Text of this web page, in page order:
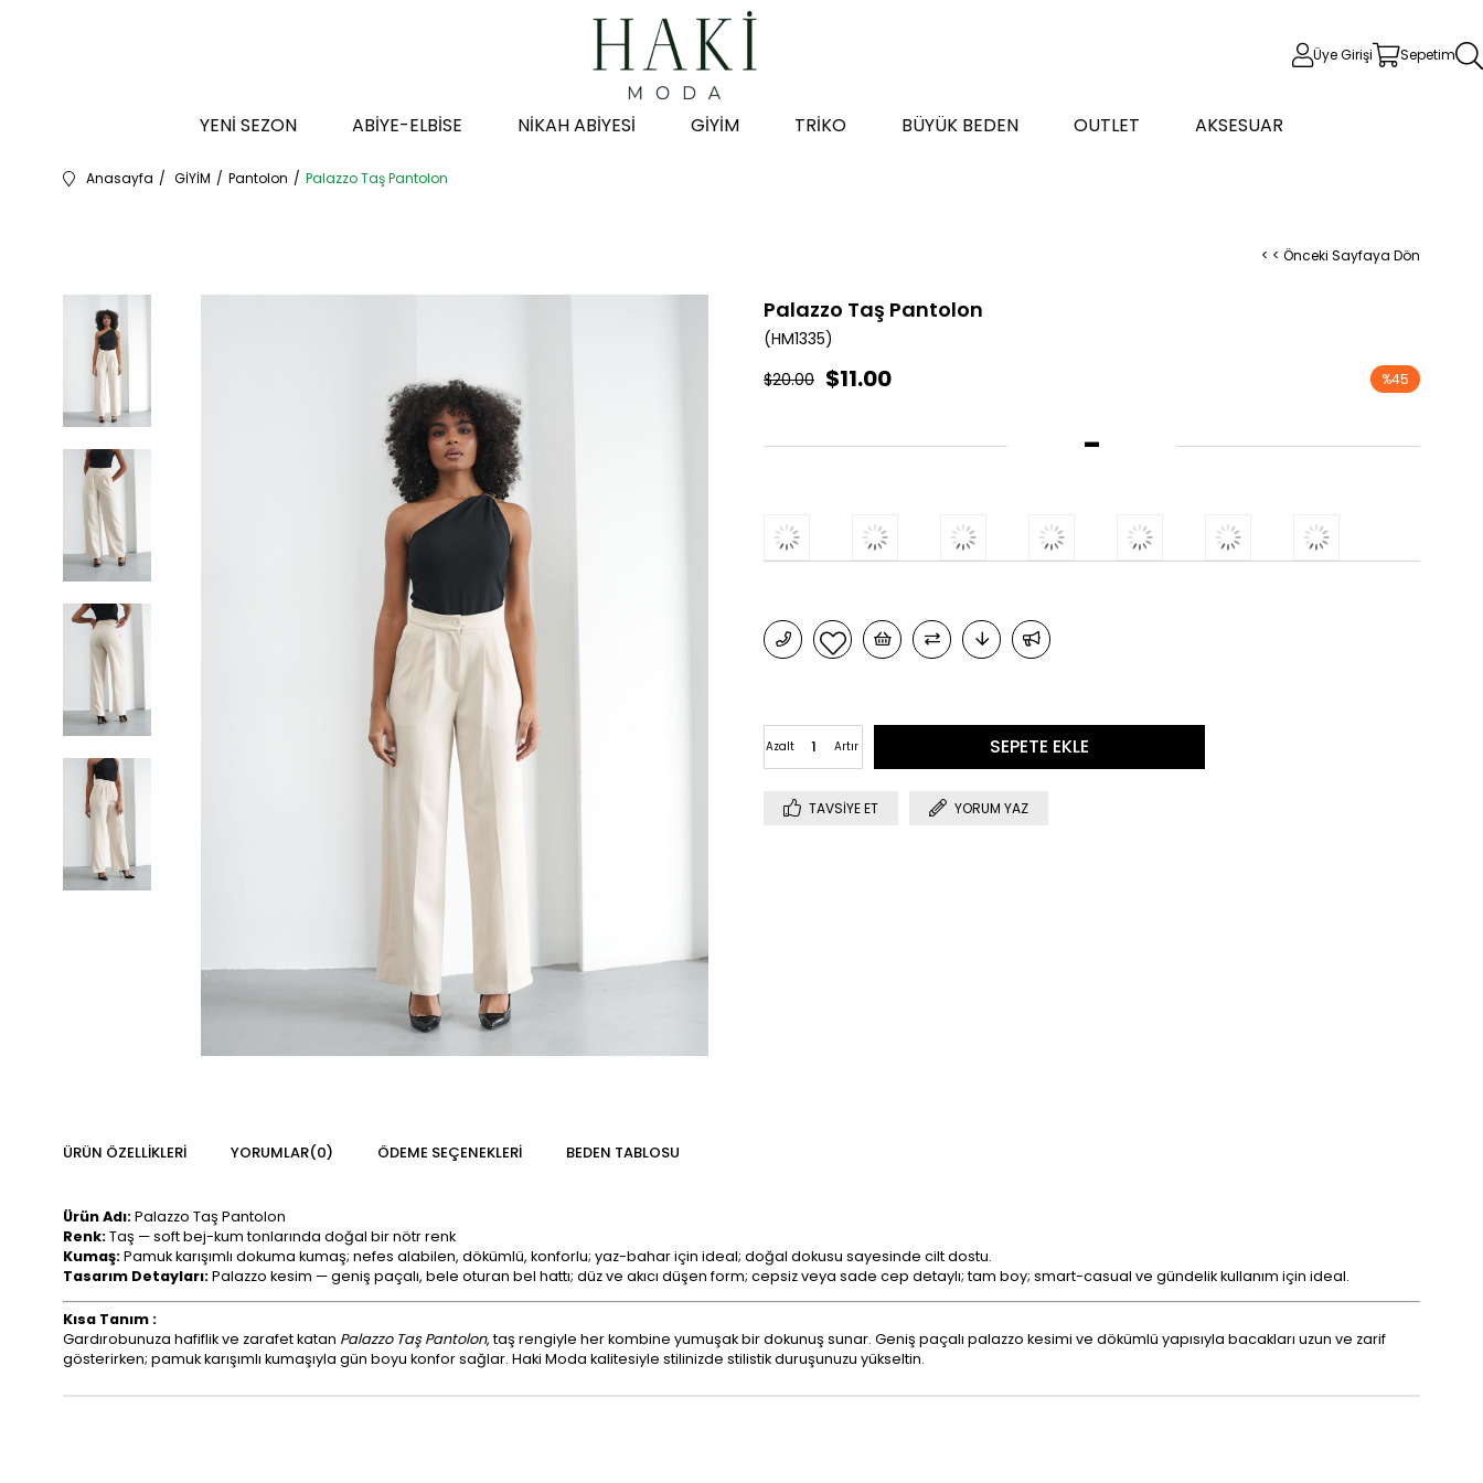
Üye Girişi Sepetim
YENİ SEZON ABİYE-ELBİSE NİKAH ABİYESİ GİYİM TRİKO BÜYÜK BEDEN OUTLET AKSESUAR
Anasayfa GİYİM Pantolon Palazzo Taş Pantolon
< < Önceki Sayfaya Dön
Palazzo Taş Pantolon
(HM1335)
%45
$20.00 $11.00
-
Artır
Azalt
TAVSIYE ET YORUM YAZ
ÜRÜN ÖZELLIKLERI YORUMLAR(0) ÖDEME SEÇENEKLERI BEDEN TABLOSU
Ürün Adı:Palazzo Taş Pantolon
Renk:Taş — soft bej-kum tonlarında doğal bir nötr renk
Kumaş:Pamuk karışımlı dokuma kumaş; nefes alabilen, dökümlü, konforlu; yaz-bahar için ideal; doğal dokusu sayesinde cilt dostu.
Tasarım Detayları:Palazzo kesim — geniş paçalı, bele oturan bel hattı; düz ve akıcı düşen form; cepsiz veya sade cep detaylı; tam boy; smart-casual ve gündelik kullanım için ideal.
Kısa Tanım :
Gardırobunuza hafiflik ve zarafet katan Palazzo Taş Pantolon, taş rengiyle her kombine yumuşak bir dokunuş sunar. Geniş paçalı palazzo kesimi ve dökümlü yapısıyla bacakları uzun ve zarif
gösterirken; pamuk karışımlı kumaşıyla gün boyu konfor sağlar. Haki Moda kalitesiyle stilinizde stilistik duruşunuzu yükseltin.